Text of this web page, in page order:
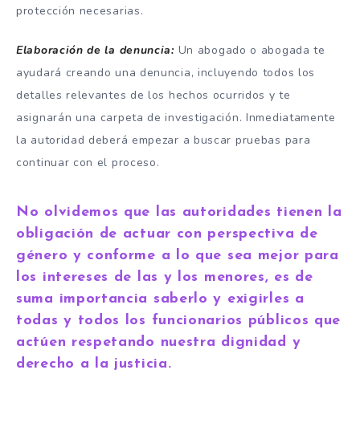
protección necesarias.
Elaboración de la denuncia: Un abogado o abogada te
ayudará creando una denuncia, incluyendo todos los
detalles relevantes de los hechos ocurridos y te
asignarán una carpeta de investigación. Inmediatamente
la autoridad deberá empezar a buscar pruebas para
continuar con el proceso.
No olvidemos que las autoridades tienen la
obligación de actuar con perspectiva de
género y conforme a lo que sea mejor para
los intereses de las y los menores, es de
suma importancia saberlo y exigirles a
todas y todos los funcionarios públicos que
actúen respetando nuestra dignidad y
derecho a la justicia.